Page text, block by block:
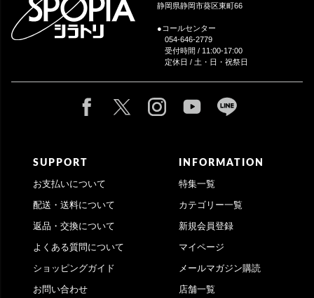
静岡県静岡市葵区東町66
●コールセンター
054-646-2779
受付時間 / 11:00-17:00
定休日 / 土・日・祝祭日
SUPPORT
お支払いについて
配送・送料について
返品・交換について
よくある質問について
ショッピングガイド
お問い合わせ
INFORMATION
特集一覧
カテゴリー一覧
新規会員登録
マイページ
メールマガジン購読
店舗一覧